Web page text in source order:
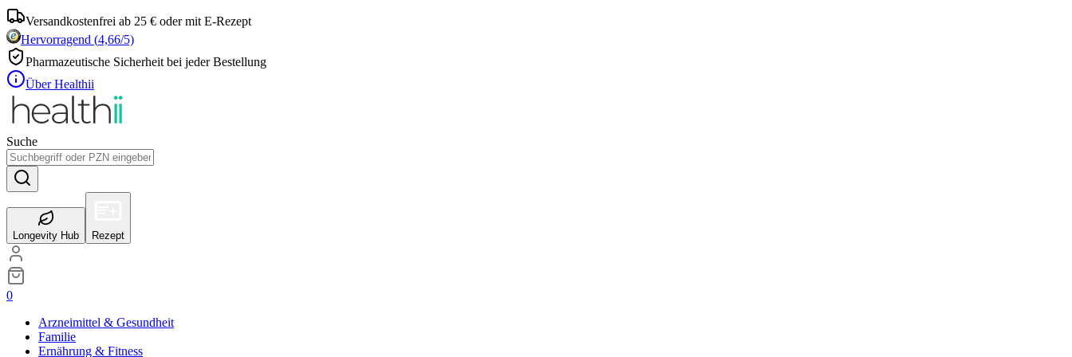
Versandkostenfrei ab 25 € oder mit E-Rezept
Hervorragend (4,66/5)
Pharmazeutische Sicherheit bei jeder Bestellung
Über Healthii
Suche
Longevity Hub Rezept
0
Arzneimittel & Gesundheit
Familie
Ernährung & Fitness